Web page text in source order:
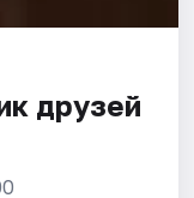
друзей